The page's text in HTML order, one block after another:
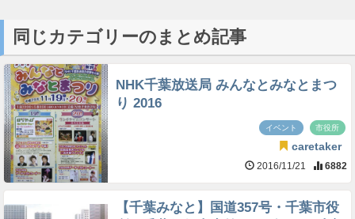
同じカテゴリーのまとめ記事
NHK千葉放送局 みんなとみなとまつ
り 2016
イベント 市役所
caretaker
2016/11/21 6882
【千葉みなと】国道357号・千葉市役